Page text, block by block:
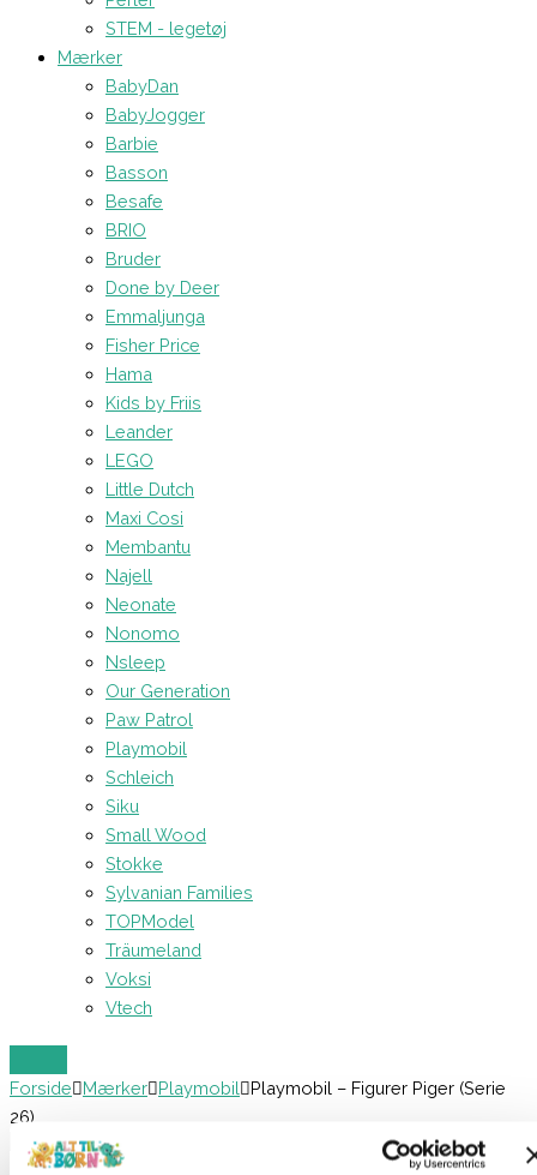
STEM - legetøj
Mærker
BabyDan
BabyJogger
Barbie
Basson
Besafe
BRIO
Bruder
Done by Deer
Emmaljunga
Fisher Price
Hama
Kids by Friis
Leander
LEGO
Little Dutch
Maxi Cosi
Membantu
Najell
Neonate
Nonomo
Nsleep
Our Generation
Paw Patrol
Playmobil
Schleich
Siku
Small Wood
Stokke
Sylvanian Families
TOPModel
Träumeland
Voksi
Vtech
Forside Mærker Playmobil
Playmobil – Figurer Piger (Serie
26)